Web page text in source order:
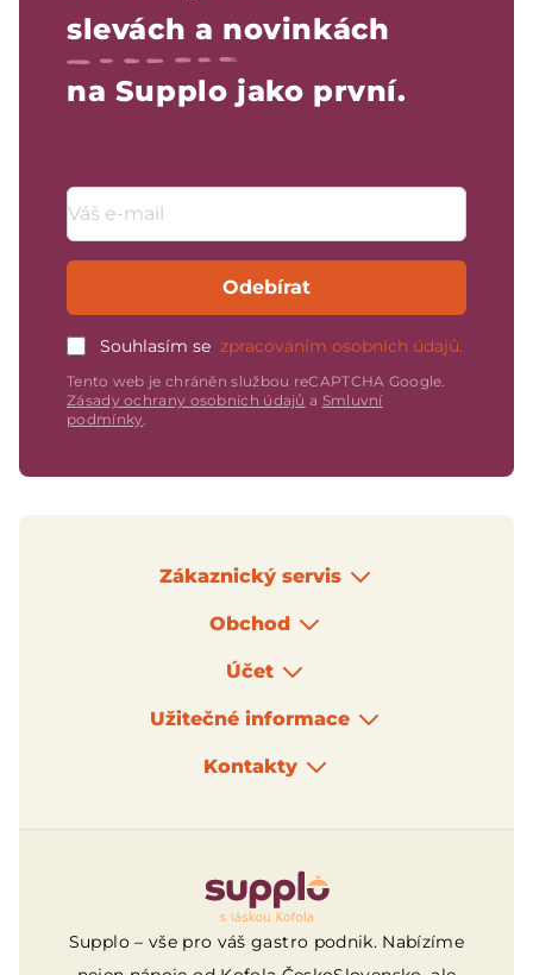
slevách a novinkách
na Supplo jako první.
Emailová adresa
Odebírat
Souhlasím se zpracováním osobních údajů.
Tento web je chráněn službou reCAPTCHA Google.
Zásady ochrany osobních údajů a Smluvní
podmínky.
Zákaznický servis
Obchod
Účet
Užitečné informace
Kontakty
Logo
Supplo – vše pro váš gastro podnik. Nabízíme